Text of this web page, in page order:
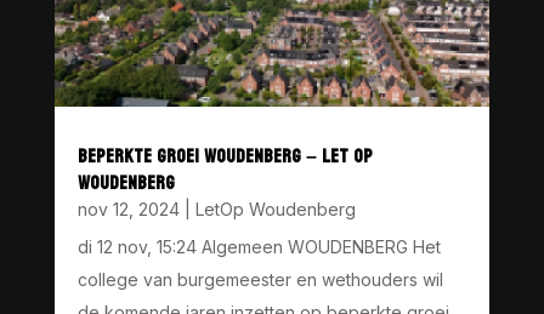
BEPERKTE GROEI WOUDENBERG – LET OP
WOUDENBERG
nov 12, 2024| LetOp Woudenberg
di 12 nov, 15:24 Algemeen WOUDENBERG Het
college van burgemeester en wethouders wil